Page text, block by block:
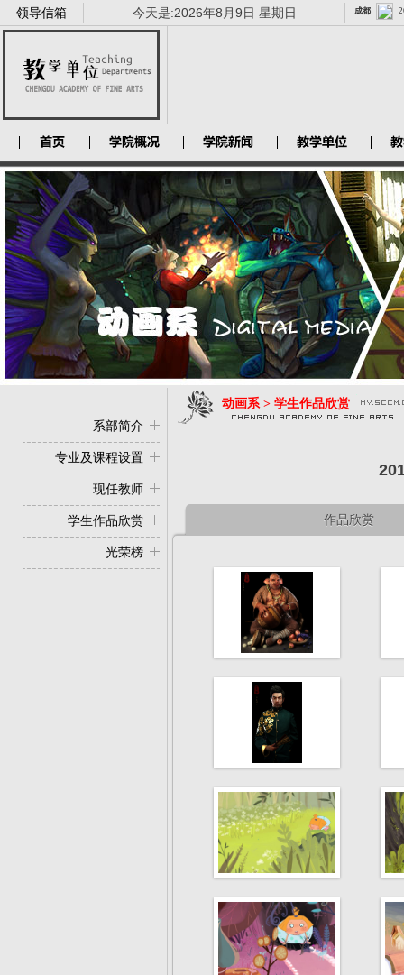
领导信箱 今天是:2026年8月9日 星期日
系部简介
专业及课程设置
现任教师
学生作品欣赏
光荣榜
动画系 > 学生作品欣赏
作品欣赏